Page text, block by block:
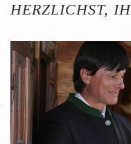
HERZLICHST,